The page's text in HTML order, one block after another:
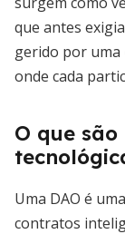
que antes
gerido por uma
onde cada
O que são
Uma DAO é
contratos